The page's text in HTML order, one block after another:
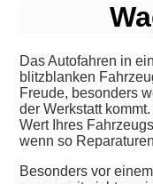
Das Autofahren in
blitzblanken
Freude, besonders
der Werkstatt
Wert Ihres
wenn so
Besonders vor